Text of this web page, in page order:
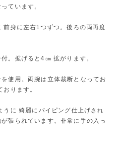
ています。
前身に左右1つずつ。後ろの両再度
。拡げると4㎝ 拡がります。
使用。両腕は立体裁断となってお
ります。
うに 綺麗にパイピング仕上げされ
張られています。非常に手の入っ